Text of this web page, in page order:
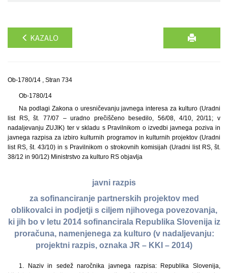
KAZALO
Ob-1780/14 , Stran 734
Ob-1780/14
Na podlagi Zakona o uresničevanju javnega interesa za kulturo (Uradni
list RS, št. 77/07 – uradno prečiščeno besedilo, 56/08, 4/10, 20/11; v
nadaljevanju ZUJIK) ter v skladu s Pravilnikom o izvedbi javnega poziva in
javnega razpisa za izbiro kulturnih programov in kulturnih projektov (Uradni
list RS, št. 43/10) in s Pravilnikom o strokovnih komisijah (Uradni list RS, št.
38/12 in 90/12) Ministrstvo za kulturo RS objavlja
javni razpis
za sofinanciranje partnerskih projektov med
oblikovalci in podjetji s ciljem njihovega povezovanja,
ki jih bo v letu 2014 sofinancirala Republika Slovenija iz
proračuna, namenjenega za kulturo (v nadaljevanju:
projektni razpis, oznaka JR – KKI – 2014)
1. Naziv in sedež naročnika javnega razpisa: Republika Slovenija,